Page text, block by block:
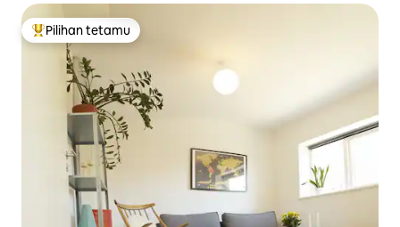
Pilihan utama tetamu
Pilihan tetamu